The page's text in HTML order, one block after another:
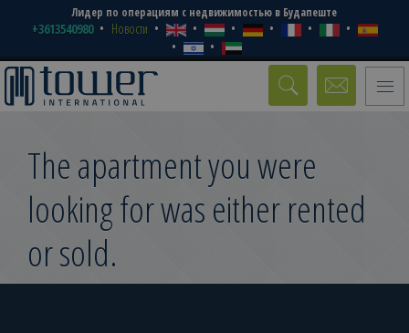
Лидер по операциям с недвижимостью в Будапеште
+3613540980 Новости
Toggle
The apartment you were
looking for was either rented
or sold.